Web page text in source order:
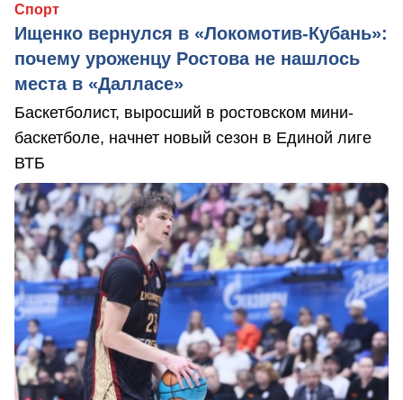
Спорт
Ищенко вернулся в «Локомотив-Кубань»:
почему уроженцу Ростова не нашлось
места в «Далласе»
Баскетболист, выросший в ростовском мини-
баскетболе, начнет новый сезон в Единой лиге
ВТБ